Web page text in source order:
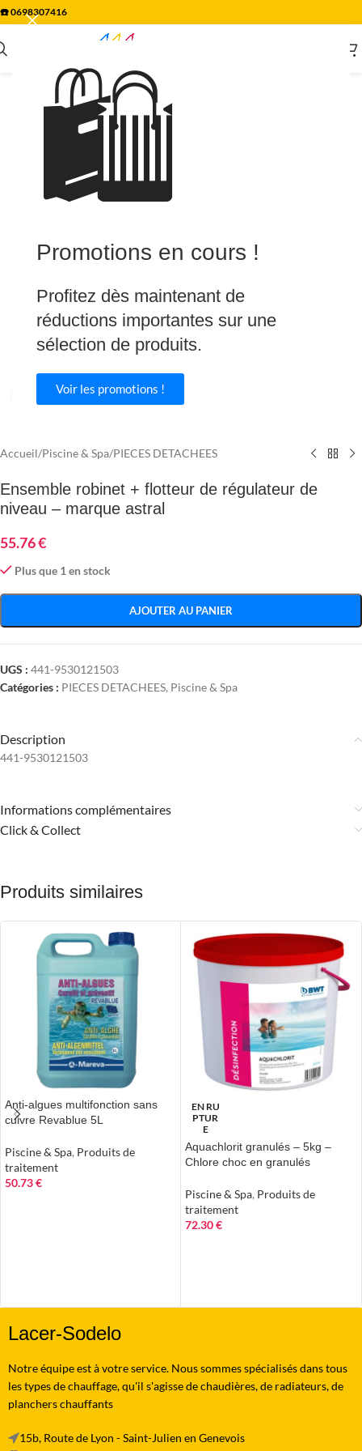
🛍️
Promotions en cours !
Profitez dès maintenant de
réductions importantes sur une
sélection de produits.
Voir les promotions !
☎️0698307416
Agrandir
Accueil/Piscine & Spa/PIECES DETACHEES
Ensemble robinet + flotteur de régulateur de
niveau – marque astral
55.76€
Plus que 1 en stock
AJOUTER AU PANIER
UGS : 441-9530121503
Catégories : PIECES DETACHEES, Piscine & Spa
Description
441-9530121503
Informations complémentaires
Click & Collect
Produits similaires
Anti-algues multifonction sans
cuivre Revablue 5L
Piscine & Spa, Produits de
traitement
50.73€
EN RU
PTUR
E
Aquachlorit granulés – 5kg –
Chlore choc en granulés
Piscine & Spa, Produits de
traitement
72.30€
Lacer-Sodelo
Notre équipe est à votre service. Nous sommes spécialisés dans tous
les types de chauffage, qu'il s'agisse de chaudières, de radiateurs, de
planchers chauffants
15b, Route de Lyon - Saint-Julien en Genevois